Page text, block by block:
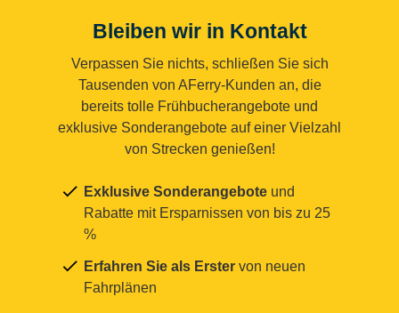
Bleiben wir in Kontakt
Verpassen Sie nichts, schließen Sie sich
Tausenden von AFerry-Kunden an, die
bereits tolle Frühbucherangebote und
exklusive Sonderangebote auf einer Vielzahl
von Strecken genießen!
Exklusive Sonderangebote und
Rabatte mit Ersparnissen von bis zu 25
%
Erfahren Sie als Erster von neuen
Fahrplänen